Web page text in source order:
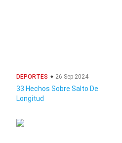
DEPORTES 26 Sep 2024
33 Hechos Sobre Salto De
Longitud